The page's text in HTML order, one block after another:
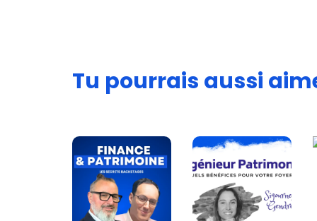
Tu pourrais aussi